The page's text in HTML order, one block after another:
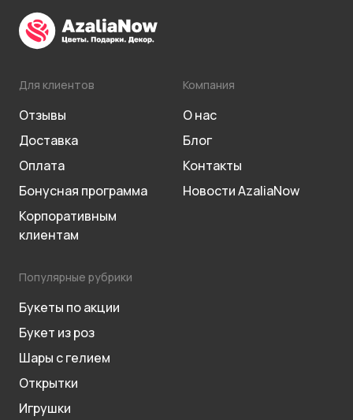
Для клиентов
Отзывы
Доставка
Оплата
Бонусная программа
Корпоративным
клиентам
Компания
О нас
Блог
Контакты
Новости AzaliaNow
Популярные рубрики
Букеты по акции
Букет из роз
Шары с гелием
Открытки
Игрушки